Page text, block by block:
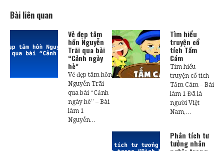
Bài liên quan
Vẻ đẹp tâm
hồn Nguyễn
Trãi qua bài
“Cảnh ngày
hè”
Vẻ đẹp tâm hồn
Nguyễn Trãi
qua bài “Cảnh
ngày hè” – Bài
làm 1
Nguyễn…
Tìm hiểu
truyện cổ
tích Tấm
Cám
Tìm hiểu
truyện cổ tích
Tấm Cám – Bài
làm 1 Đã là
người Việt
Nam,…
Phân tích tư
tưởng nhân